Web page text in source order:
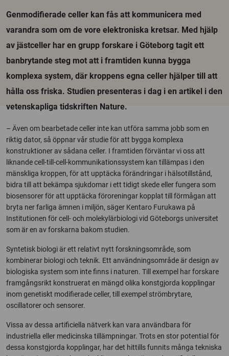
Genmodifierade celler kan fås att kommunicera med
varandra som om de vore elektroniska kretsar. Med hjälp
av jästceller har en grupp forskare i Göteborg tagit ett
banbrytande steg mot att i framtiden kunna bygga
komplexa system, där kroppens egna celler hjälper till att
hålla oss friska. Studien presenteras i dag i en artikel i den
vetenskapliga tidskriften Nature.
– Även om bearbetade celler inte kan utföra samma jobb som en
riktig dator, så öppnar vår studie för att bygga komplexa
konstruktioner av sådana celler. I framtiden förväntar vi oss att
liknande cell-till-cell-kommunikationssystem kan tillämpas i den
mänskliga kroppen, för att upptäcka förändringar i hälsotillstånd,
bidra till att bekämpa sjukdomar i ett tidigt skede eller fungera som
biosensorer för att upptäcka föroreningar kopplat till förmågan att
bryta ner farliga ämnen i miljön, säger Kentaro Furukawa på
Institutionen för cell- och molekylärbiologi vid Göteborgs universitet
som är en av forskarna bakom studien.
Syntetisk biologi är ett relativt nytt forskningsområde, som
kombinerar biologi och teknik. Ett användningsområde är design av
biologiska system som inte finns i naturen. Till exempel har forskare
framgångsrikt konstruerat en mängd olika konstgjorda kopplingar
inom genetiskt modifierade celler, till exempel strömbrytare,
oscillatorer och sensorer.
Vissa av dessa artificiella nätverk kan vara användbara för
industriella eller medicinska tillämpningar. Trots en stor potential för
dessa konstgjorda kopplingar, har det hittills funnits många tekniska